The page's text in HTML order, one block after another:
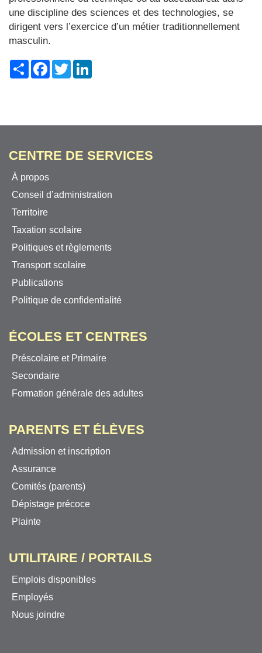
une discipline des sciences et des technologies, se
dirigent vers l’exercice d’un métier traditionnellement
masculin.
ShareFacebook
Twitter
CENTRE DE SERVICES
À propos
Conseil d’administration
Territoire
Taxation scolaire
Politiques et règlements
Transport scolaire
Publications
Politique de confidentialité
ÉCOLES ET CENTRES
Préscolaire et Primaire
Secondaire
Formation générale des adultes
PARENTS ET ÉLÈVES
Admission et inscription
Assurance
Comités (parents)
Dépistage précoce
Plainte
UTILITAIRE / PORTAILS
Emplois disponibles
Employés
Nous joindre